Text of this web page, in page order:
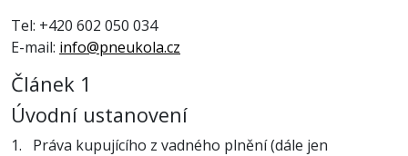
Tel: +420 602 050 034
E-mail: info@pneukola.cz
Článek 1
Úvodní ustanovení
1. Práva kupujícího z vadného plnění (dále jen